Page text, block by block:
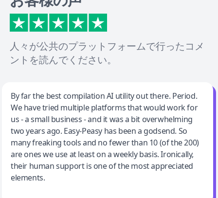
人々が公共のプラットフォームで行ったコメ
ントを読んでください。
Jeff Wilson
By far the best compilation AI utility
By far the best compilation AI utility out there. Period.
We have tried multiple platforms that would work for
us - a small business - and it was a bit overwhelming
two years ago. Easy-Peasy has been a godsend. So
many freaking tools and no fewer than 10 (of the 200)
are ones we use at least on a weekly basis. Ironically,
their human support is one of the most appreciated
elements.